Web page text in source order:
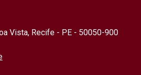
Vista, Recife - PE - 50050-900